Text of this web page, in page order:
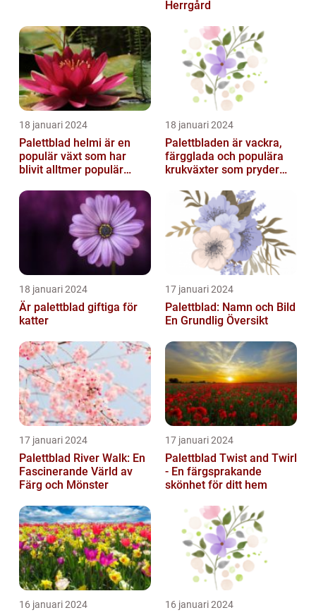
Herrgård
18 januari 2024
Palettblad helmi är en
populär växt som har
blivit alltmer populär
trädgårdsentusiaster
18 januari 2024
Palettbladen är vackra,
färgglada och populära
krukväxter som pryder
trädgårdar runt o...
18 januari 2024
Är palettblad giftiga för
katter
17 januari 2024
Palettblad: Namn och Bild
En Grundlig Översikt
17 januari 2024
Palettblad River Walk: En
Fascinerande Värld av
Färg och Mönster
17 januari 2024
Palettblad Twist and Twirl
- En färgsprakande
skönhet för ditt hem
16 januari 2024 16 januari 2024